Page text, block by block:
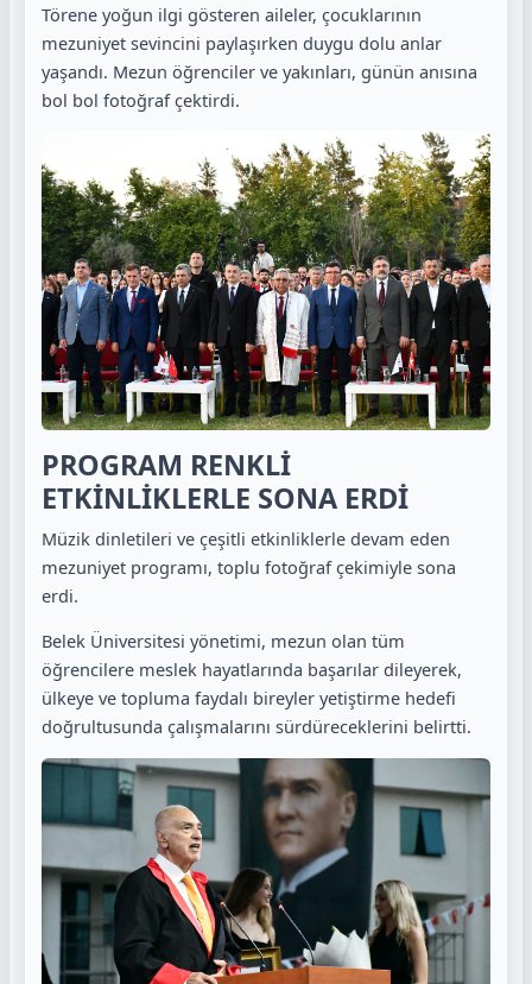
Törene yoğun ilgi gösteren aileler, çocuklarının
mezuniyet sevincini paylaşırken duygu dolu anlar
yaşandı. Mezun öğrenciler ve yakınları, günün anısına
bol bol fotoğraf çektirdi.
PROGRAM RENKLİ
ETKİNLİKLERLE SONA ERDİ
Müzik dinletileri ve çeşitli etkinliklerle devam eden
mezuniyet programı, toplu fotoğraf çekimiyle sona
erdi.
Belek Üniversitesi yönetimi, mezun olan tüm
öğrencilere meslek hayatlarında başarılar dileyerek,
ülkeye ve topluma faydalı bireyler yetiştirme hedefi
doğrultusunda çalışmalarını sürdüreceklerini belirtti.